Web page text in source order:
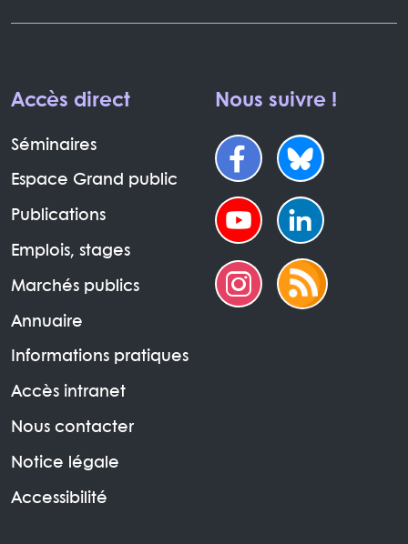
Accès direct
Séminaires
Espace Grand public
Publications
Emplois, stages
Marchés publics
Annuaire
Informations pratiques
Accès intranet
Nous contacter
Notice légale
Accessibilité
Nous suivre !